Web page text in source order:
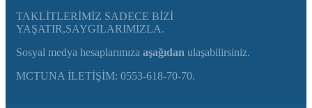
TAKLİTLERİMİZ SADECE BİZİ
YAŞATIR,SAYGILARIMIZLA.
Sosyal medya hesaplarımıza aşağıdan ulaşabilirsiniz.
MCTUNA İLETİŞİM: 0553-618-70-70.